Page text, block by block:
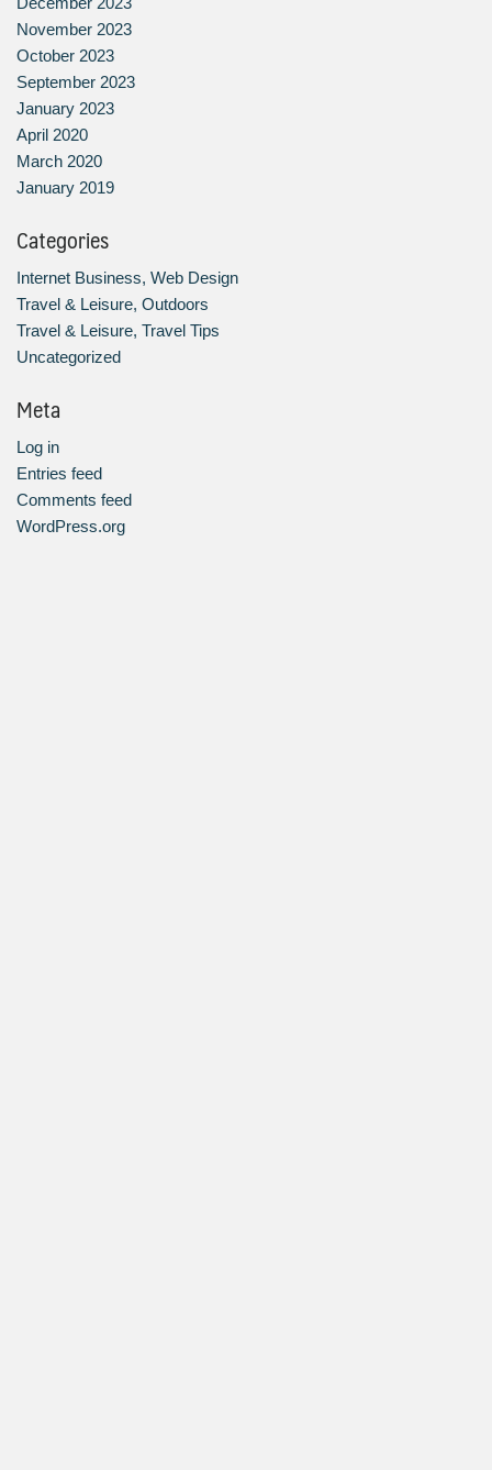
November 2023
October 2023
September 2023
January 2023
April 2020
March 2020
January 2019
Categories
Internet Business, Web Design
Travel & Leisure, Outdoors
Travel & Leisure, Travel Tips
Uncategorized
Meta
Log in
Entries feed
Comments feed
WordPress.org